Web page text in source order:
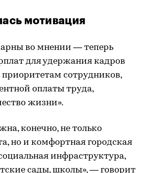
мотивация
во мнении — теперь
для удержания кадров
приоритетам сотрудников,
оплаты труда,
жизни».
конечно, не только
но и комфортная городская
инфраструктура,
сады, школы», — говорит